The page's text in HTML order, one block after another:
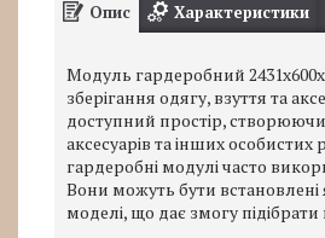
Опис Характеристики
Модуль гардеробний
зберігання одягу, взуття та
доступний простір,
аксесуарів та інших
гардеробні модулі часто
Вони можуть бути встановлені
моделі, що дає змогу